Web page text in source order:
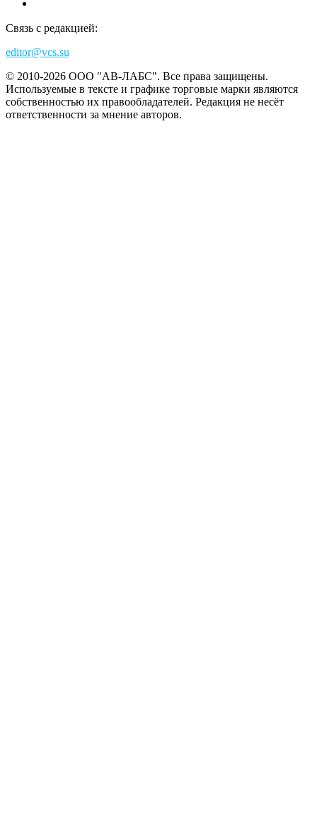
Связь с редакцией:
editor@vcs.su
© 2010-2026 ООО "АВ-ЛАБС". Все права защищены.
Используемые в тексте и графике торговые марки являются
собственностью их правообладателей. Редакция не несёт
ответственности за мнение авторов.